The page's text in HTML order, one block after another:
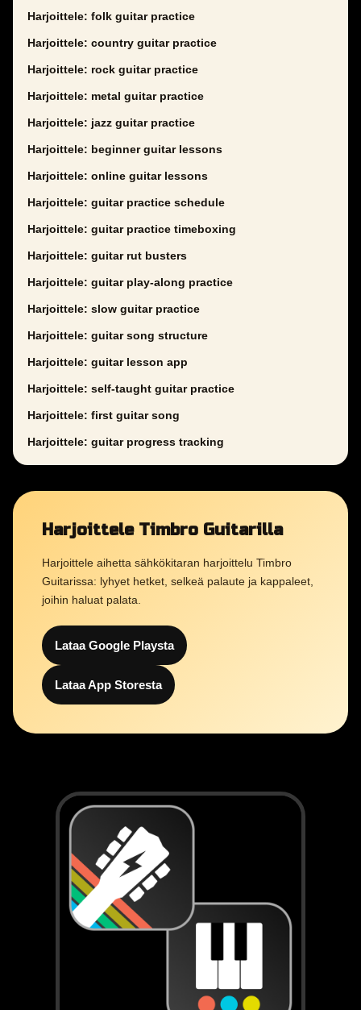
Harjoittele: folk guitar practice
Harjoittele: country guitar practice
Harjoittele: rock guitar practice
Harjoittele: metal guitar practice
Harjoittele: jazz guitar practice
Harjoittele: beginner guitar lessons
Harjoittele: online guitar lessons
Harjoittele: guitar practice schedule
Harjoittele: guitar practice timeboxing
Harjoittele: guitar rut busters
Harjoittele: guitar play-along practice
Harjoittele: slow guitar practice
Harjoittele: guitar song structure
Harjoittele: guitar lesson app
Harjoittele: self-taught guitar practice
Harjoittele: first guitar song
Harjoittele: guitar progress tracking
Harjoittele Timbro Guitarilla
Harjoittele aihetta sähkökitaran harjoittelu Timbro
Guitarissa: lyhyet hetket, selkeä palaute ja kappaleet,
joihin haluat palata.
Lataa Google Playsta
Lataa App Storesta